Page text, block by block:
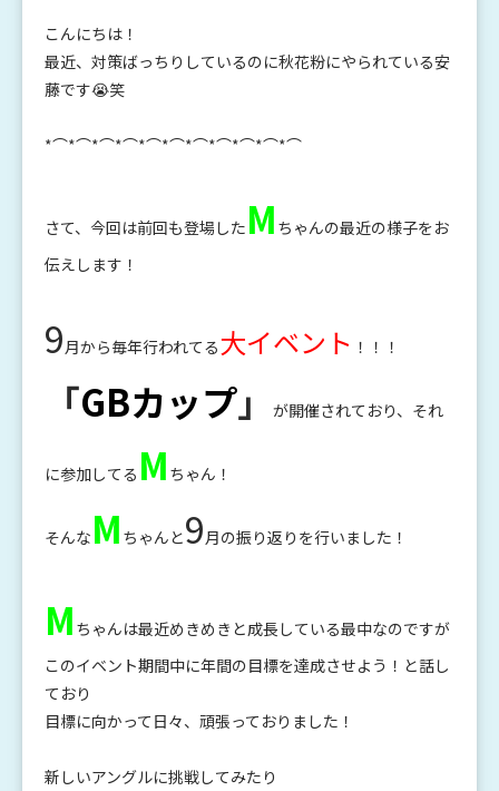
こんにちは！
最近、対策ばっちりしているのに秋花粉にやられている安
藤です😭笑
*⌒*⌒*⌒*⌒*⌒*⌒*⌒*⌒*⌒*⌒*⌒
さて、今回は前回も登場した M ちゃんの最近の様子をお
伝えします！
9月から毎年行われてる大イベント ！！！
「GBカップ」 が開催されており、それ
に参加してる M ちゃん！
そんな M ちゃんと9月の振り返りを行いました！
M ちゃんは最近めきめきと成長している最中なのですが
このイベント期間中に年間の目標を達成させよう！と話し
ており
目標に向かって日々、頑張っておりました！
新しいアングルに挑戦してみたり